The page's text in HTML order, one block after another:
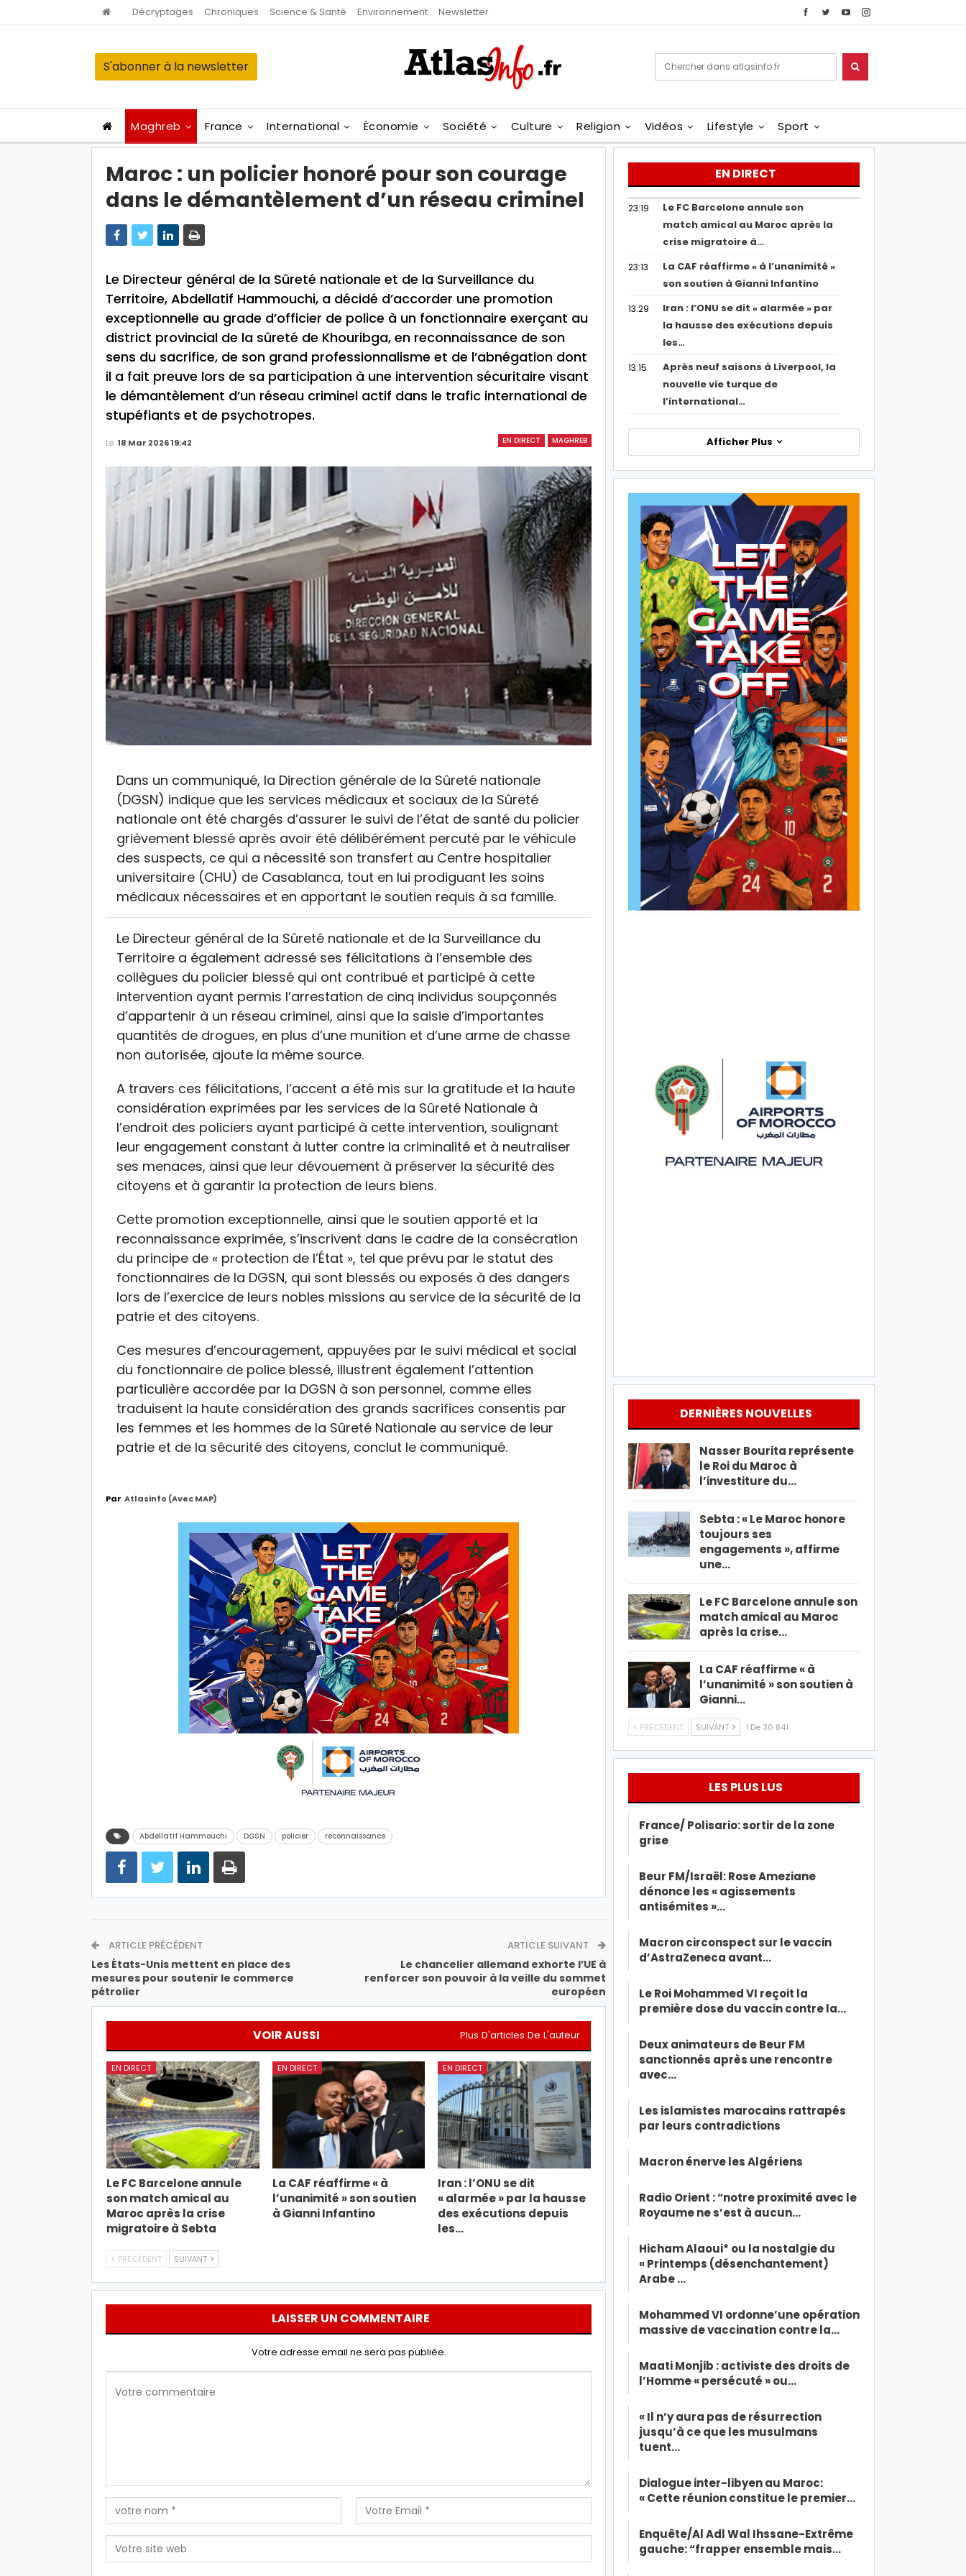
Décryptages Chroniques Science & Santé Environnement Newsletter
S'abonner à la newsletter
Maghreb France International Économie Société Culture Religion Vidéos Lifestyle Sport
Maroc : un policier honoré pour son courage
dans le démantèlement d’un réseau criminel
Le Directeur général de la Sûreté nationale et de la Surveillance du
Territoire, Abdellatif Hammouchi, a décidé d’accorder une promotion
exceptionnelle au grade d’officier de police à un fonctionnaire exerçant au
district provincial de la sûreté de Khouribga, en reconnaissance de son
sens du sacrifice, de son grand professionnalisme et de l’abnégation dont
il a fait preuve lors de sa participation à une intervention sécuritaire visant
le démantèlement d’un réseau criminel actif dans le trafic international de
stupéfiants et de psychotropes.
EN DIRECT MAGHREB
Le 18 Mar 2026 19:42
Dans un communiqué, la Direction générale de la Sûreté nationale
(DGSN) indique que les services médicaux et sociaux de la Sûreté
nationale ont été chargés d’assurer le suivi de l’état de santé du policier
grièvement blessé après avoir été délibérément percuté par le véhicule
des suspects, ce qui a nécessité son transfert au Centre hospitalier
universitaire (CHU) de Casablanca, tout en lui prodiguant les soins
médicaux nécessaires et en apportant le soutien requis à sa famille.
Le Directeur général de la Sûreté nationale et de la Surveillance du
Territoire a également adressé ses félicitations à l’ensemble des
collègues du policier blessé qui ont contribué et participé à cette
intervention ayant permis l’arrestation de cinq individus soupçonnés
d’appartenir à un réseau criminel, ainsi que la saisie d’importantes
quantités de drogues, en plus d’une munition et d’une arme de chasse
non autorisée, ajoute la même source.
A travers ces félicitations, l’accent a été mis sur la gratitude et la haute
considération exprimées par les services de la Sûreté Nationale à
l’endroit des policiers ayant participé à cette intervention, soulignant
leur engagement constant à lutter contre la criminalité et à neutraliser
ses menaces, ainsi que leur dévouement à préserver la sécurité des
citoyens et à garantir la protection de leurs biens.
Cette promotion exceptionnelle, ainsi que le soutien apporté et la
reconnaissance exprimée, s’inscrivent dans le cadre de la consécration
du principe de « protection de l’État », tel que prévu par le statut des
fonctionnaires de la DGSN, qui sont blessés ou exposés à des dangers
lors de l’exercice de leurs nobles missions au service de la sécurité de la
patrie et des citoyens.
Ces mesures d’encouragement, appuyées par le suivi médical et social
du fonctionnaire de police blessé, illustrent également l’attention
particulière accordée par la DGSN à son personnel, comme elles
traduisent la haute considération des grands sacrifices consentis par
les femmes et les hommes de la Sûreté Nationale au service de leur
patrie et de la sécurité des citoyens, conclut le communiqué.
Par Atlasinfo (avec MAP)
Abdellatif Hammouchi DGSN policier reconnaissance
ARTICLE PRÉCÉDENT
Les États-Unis mettent en place des
mesures pour soutenir le commerce
pétrolier
ARTICLE SUIVANT
Le chancelier allemand exhorte l’UE à
renforcer son pouvoir à la veille du sommet
européen
VOIR AUSSI Plus D'articles De L'auteur
EN DIRECT
Le FC Barcelone annule
son match amical au
Maroc après la crise
migratoire à Sebta
EN DIRECT
La CAF réaffirme « à
l’unanimité » son soutien
à Gianni Infantino
EN DIRECT
Iran : l’ONU se dit
« alarmée » par la hausse
des exécutions depuis
les…
PRÉCÉDENT SUIVANT
LAISSER UN COMMENTAIRE
Votre adresse email ne sera pas publiée.
EN DIRECT
23:19
Le FC Barcelone annule son
match amical au Maroc après la
crise migratoire à…
23:13
La CAF réaffirme « à l’unanimité »
son soutien à Gianni Infantino
13:29
Iran : l’ONU se dit « alarmée » par
la hausse des exécutions depuis
les…
13:15
Après neuf saisons à Liverpool, la
nouvelle vie turque de
l’international…
Afficher Plus
DERNIÈRES NOUVELLES
Nasser Bourita représente
le Roi du Maroc à
l’investiture du…
Sebta : « Le Maroc honore
toujours ses
engagements », affirme
une…
Le FC Barcelone annule son
match amical au Maroc
après la crise…
La CAF réaffirme « à
l’unanimité » son soutien à
Gianni…
PRÉCÉDENT SUIVANT 1 De 30 841
LES PLUS LUS
France/ Polisario: sortir de la zone
grise
Beur FM/Israël: Rose Ameziane
dénonce les « agissements
antisémites »…
Macron circonspect sur le vaccin
d’AstraZeneca avant…
Le Roi Mohammed VI reçoit la
première dose du vaccin contre la…
Deux animateurs de Beur FM
sanctionnés après une rencontre
avec…
Les islamistes marocains rattrapés
par leurs contradictions
Macron énerve les Algériens
Radio Orient : “notre proximité avec le
Royaume ne s’est à aucun…
Hicham Alaoui* ou la nostalgie du
« Printemps (désenchantement)
Arabe …
Mohammed VI ordonne’une opération
massive de vaccination contre la…
Maati Monjib : activiste des droits de
l’Homme « persécuté » ou…
« Il n’y aura pas de résurrection
jusqu’à ce que les musulmans
tuent…
Dialogue inter-libyen au Maroc:
« Cette réunion constitue le premier…
Enquête/Al Adl Wal Ihssane-Extrême
gauche: “frapper ensemble mais…